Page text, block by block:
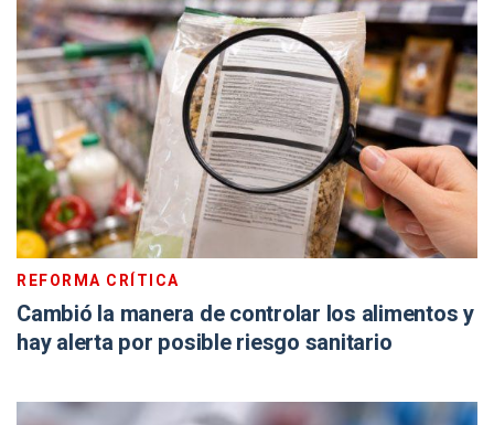
REFORMA CRÍTICA
Cambió la manera de controlar los alimentos y
hay alerta por posible riesgo sanitario